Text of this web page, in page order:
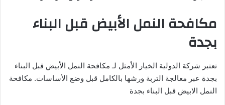
مكافحة النمل الأبيض قبل البناء
بجدة
تعتبر شركة الدولية الخيار الأمثل لـ مكافحة النمل الأبيض قبل البناء
بجدة عبر معالجة التربة ورشها بالكامل قبل وضع الأساسات. مكافحة
النمل الابيض قبل البناء بجدة